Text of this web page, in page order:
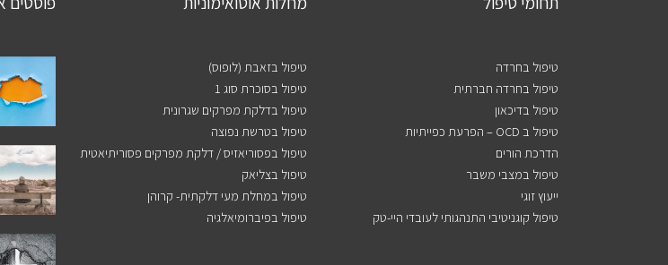
טיפול בחרדה
טיפול בחרדה חברתית
טיפול בדיכאון
טיפול ב OCD – הפרעת כפייתיות
הדרכת הורים
טיפול במצבי משבר
ייעוץ זוגי
טיפול קוגניטיבי התנהגותי לעובדי היי-טק
טיפול בזאבת (לופוס)
טיפול בסוכרת סוג 1
טיפול בדלקת מפרקים שגרונית
טיפול בטרשת נפוצה
טיפול בפסוריאזיס / דלקת מפרקים פסוריתיאטית
טיפול בצליאק
טיפול במחלת מעי דלקתית- קרוהן
טיפול בפיברומיאלגיה